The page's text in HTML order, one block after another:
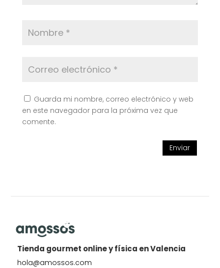
Guarda mi nombre, correo electrónico y web
en este navegador para la próxima vez que
comente.
Enviar
Tienda gourmet online y física en Valencia
hola@amossos.com